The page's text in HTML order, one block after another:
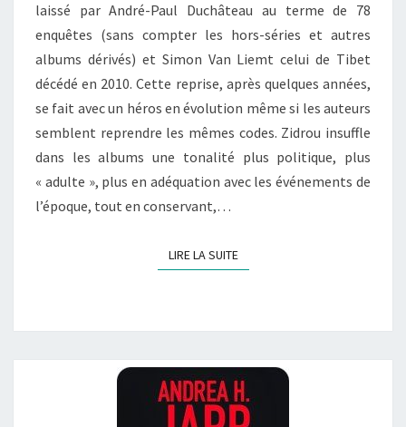
HOCHET
–
T.2
:
MEURTRES
DANS
UN
JARDIN
FRANÇAIS
laissé par André-Paul Duchâteau au terme de 78
enquêtes (sans compter les hors-séries et autres
albums dérivés) et Simon Van Liemt celui de Tibet
décédé en 2010. Cette reprise, après quelques années,
se fait avec un héros en évolution même si les auteurs
semblent reprendre les mêmes codes. Zidrou insuffle
dans les albums une tonalité plus politique, plus
« adulte », plus en adéquation avec les événements de
l’époque, tout en conservant,…
LIRE LA SUITELIRE LA SUITE